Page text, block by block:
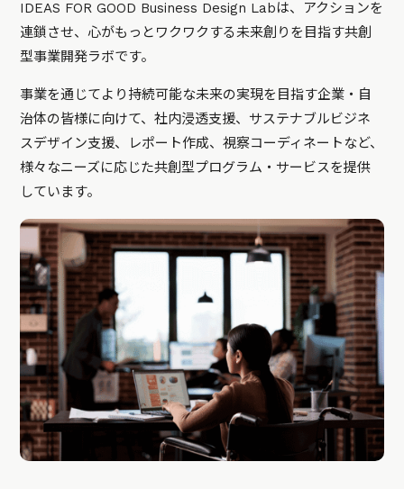
IDEAS FOR GOOD Business Design Labは、アクションを
連鎖させ、心がもっとワクワクする未来創りを目指す共創
型事業開発ラボです。
事業を通じてより持続可能な未来の実現を目指す企業・自
治体の皆様に向けて、社内浸透支援、サステナブルビジネ
スデザイン支援、レポート作成、視察コーディネートなど、
様々なニーズに応じた共創型プログラム・サービスを提供
しています。